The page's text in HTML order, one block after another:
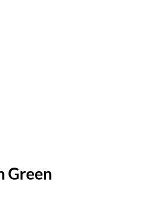
Green